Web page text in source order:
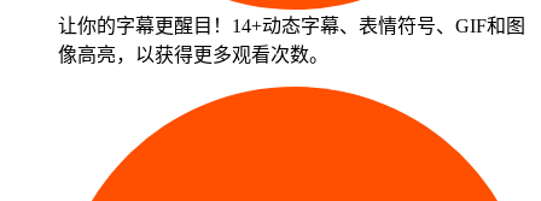
让你的字幕更醒目！14+动态字幕、表情符号、GIF和图
像高亮，以获得更多观看次数。